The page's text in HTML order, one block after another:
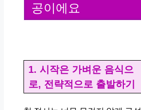
공이에요
1. 시작은 가벼운 음식으
로, 전략적으로 출발하기